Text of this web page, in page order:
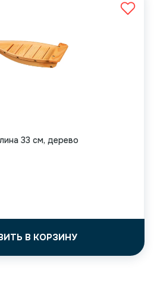
33 см, дерево
В КОРЗИНУ